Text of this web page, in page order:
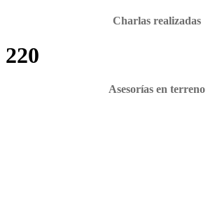
Charlas realizadas
220
Asesorías en terreno